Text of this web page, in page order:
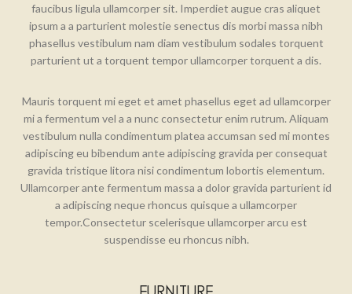
faucibus ligula ullamcorper sit. Imperdiet augue cras aliquet
ipsum a a parturient molestie senectus dis morbi massa nibh
phasellus vestibulum nam diam vestibulum sodales torquent
parturient ut a torquent tempor ullamcorper torquent a dis.
Mauris torquent mi eget et amet phasellus eget ad ullamcorper
mi a fermentum vel a a nunc consectetur enim rutrum. Aliquam
vestibulum nulla condimentum platea accumsan sed mi montes
adipiscing eu bibendum ante adipiscing gravida per consequat
gravida tristique litora nisi condimentum lobortis elementum.
Ullamcorper ante fermentum massa a dolor gravida parturient id
a adipiscing neque rhoncus quisque a ullamcorper
tempor.Consectetur scelerisque ullamcorper arcu est
suspendisse eu rhoncus nibh.